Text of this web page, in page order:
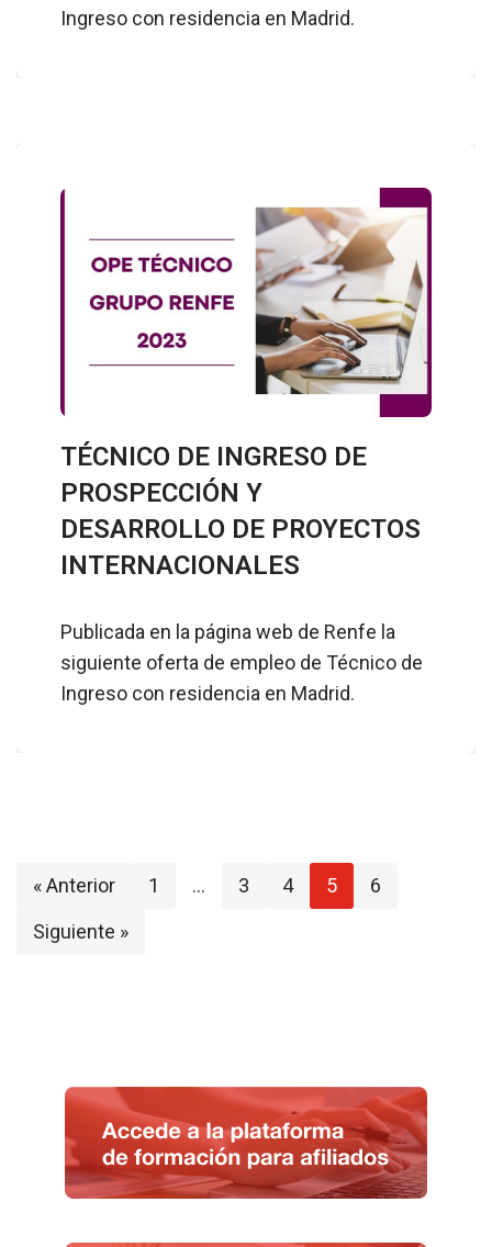
Ingreso con residencia en Madrid.
TÉCNICO DE INGRESO DE
PROSPECCIÓN Y
DESARROLLO DE PROYECTOS
INTERNACIONALES
Publicada en la página web de Renfe la
siguiente oferta de empleo de Técnico de
Ingreso con residencia en Madrid.
« Anterior 1 … 3 4 5
6
Siguiente »